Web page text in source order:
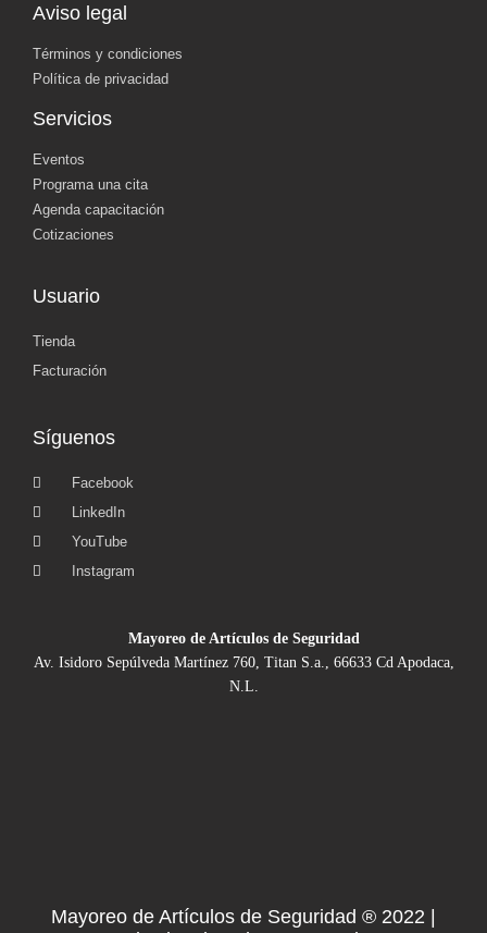
Aviso legal
Términos y condiciones
Política de privacidad
Servicios
Eventos
Programa una cita
Agenda capacitación
Cotizaciones
Usuario
Tienda
Facturación
Síguenos
Facebook
LinkedIn
YouTube
Instagram
Mayoreo de Artículos de Seguridad
Av. Isidoro Sepúlveda Martínez 760, Titan S.a., 66633 Cd Apodaca,
N.L.
Mayoreo de Artículos de Seguridad ® 2022 |